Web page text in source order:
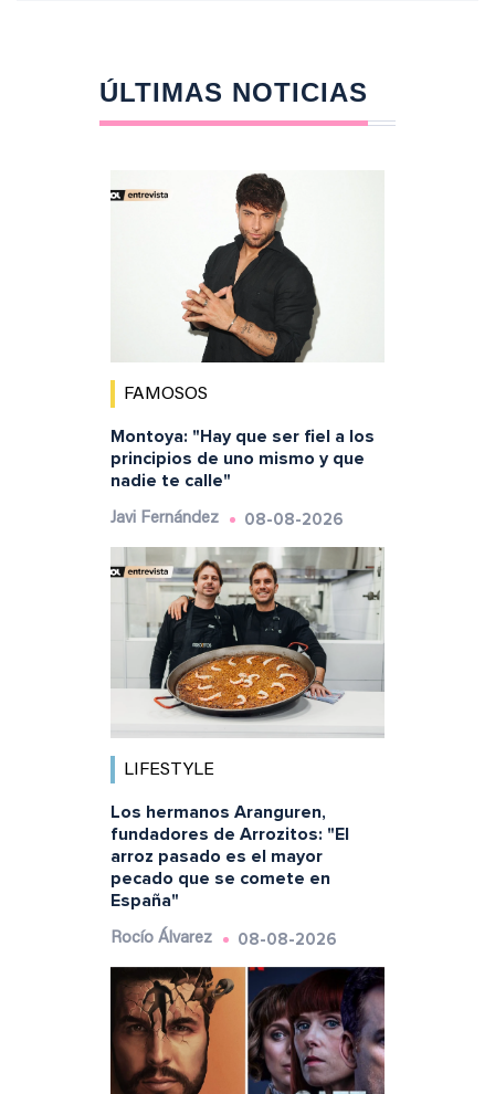
ÚLTIMAS NOTICIAS
FAMOSOS
Montoya: "Hay que ser fiel a los
principios de uno mismo y que
nadie te calle"
Javi Fernández 08-08-2026
LIFESTYLE
Los hermanos Aranguren,
fundadores de Arrozitos: "El
arroz pasado es el mayor
pecado que se comete en
España"
Rocío Álvarez 08-08-2026